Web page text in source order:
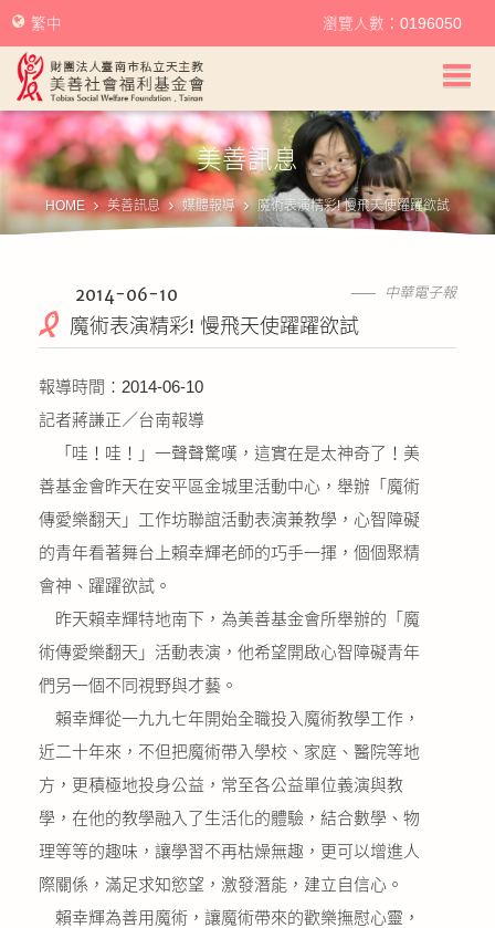
美善社會福利基金會首頁
關於美善
美善服務
幫助美善
捐款徵信
公益義賣
網站地圖
繁中 瀏覽人數：0196050
美善訊息
HOME 美善訊息 媒體報導 魔術表演精彩! 慢飛天使躍躍欲試
中華電子報
2014-06-10
魔術表演精彩! 慢飛天使躍躍欲試
報導時間：2014-06-10
記者蔣謙正／台南報導
「哇！哇！」一聲聲驚嘆，這實在是太神奇了！美
善基金會昨天在安平區金城里活動中心，舉辦「魔術
傳愛樂翻天」工作坊聯誼活動表演兼教學，心智障礙
的青年看著舞台上賴幸輝老師的巧手一揮，個個聚精
會神、躍躍欲試。
昨天賴幸輝特地南下，為美善基金會所舉辦的「魔
術傳愛樂翻天」活動表演，他希望開啟心智障礙青年
們另一個不同視野與才藝。
賴幸輝從一九九七年開始全職投入魔術教學工作，
近二十年來，不但把魔術帶入學校、家庭、醫院等地
方，更積極地投身公益，常至各公益單位義演與教
學，在他的教學融入了生活化的體驗，結合數學、物
理等等的趣味，讓學習不再枯燥無趣，更可以增進人
際關係，滿足求知慾望，激發潛能，建立自信心。
賴幸輝為善用魔術，讓魔術帶來的歡樂撫慰心靈，